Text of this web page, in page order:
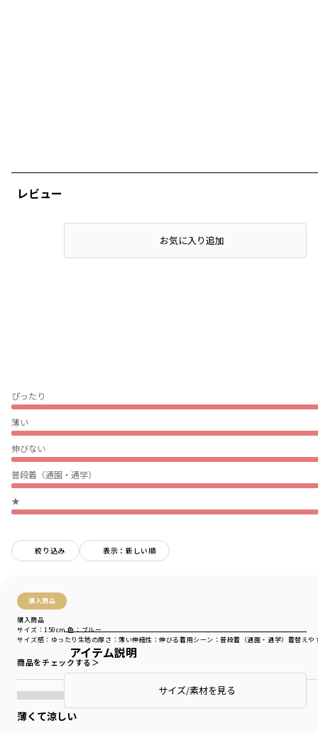
レビュー
ぴったり
薄い
伸びない
普段着（通園・通学）
★
絞り込み 表示：新しい順
購入商品
購入商品
サイズ感 ：ゆったり 生地の厚さ ：薄い伸縮性 ：伸びる着用シーン ：普段着（通園・通学） 着替えや
サイズ：150cm色：ブルー
商品をチェックする＞
薄くて涼しい
お気に入り追加
アイテム説明
サイズ/素材を見る